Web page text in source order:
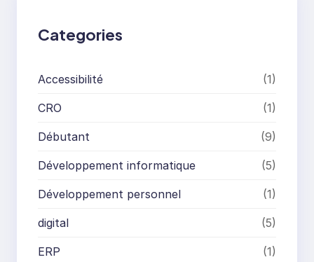
Categories
Accessibilité (1)
CRO (1)
Débutant (9)
Développement informatique (5)
Développement personnel (1)
digital (5)
ERP (1)